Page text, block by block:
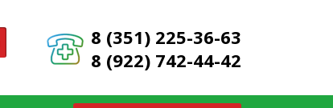
8 (351) 225-36-63
8 (922) 742-44-42